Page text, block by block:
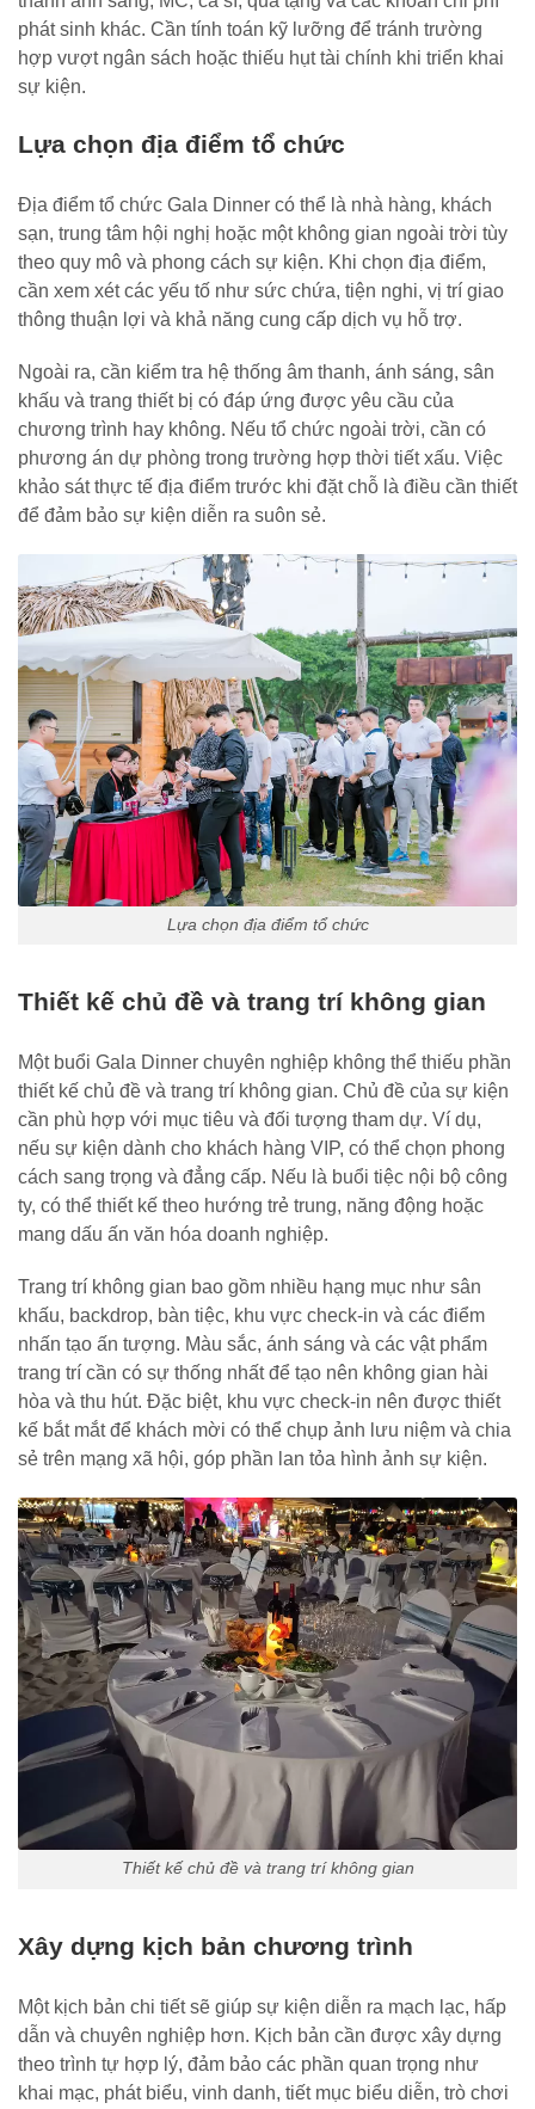
phát sinh khác. Cần tính toán kỹ lưỡng để tránh trường
hợp vượt ngân sách hoặc thiếu hụt tài chính khi triển khai
sự kiện.
Lựa chọn địa điểm tổ chức
Địa điểm tổ chức Gala Dinner có thể là nhà hàng, khách
sạn, trung tâm hội nghị hoặc một không gian ngoài trời tùy
theo quy mô và phong cách sự kiện. Khi chọn địa điểm,
cần xem xét các yếu tố như sức chứa, tiện nghi, vị trí giao
thông thuận lợi và khả năng cung cấp dịch vụ hỗ trợ.
Ngoài ra, cần kiểm tra hệ thống âm thanh, ánh sáng, sân
khấu và trang thiết bị có đáp ứng được yêu cầu của
chương trình hay không. Nếu tổ chức ngoài trời, cần có
phương án dự phòng trong trường hợp thời tiết xấu. Việc
khảo sát thực tế địa điểm trước khi đặt chỗ là điều cần thiết
để đảm bảo sự kiện diễn ra suôn sẻ.
Lựa chọn địa điểm tổ chức
Thiết kế chủ đề và trang trí không gian
Một buổi Gala Dinner chuyên nghiệp không thể thiếu phần
thiết kế chủ đề và trang trí không gian. Chủ đề của sự kiện
cần phù hợp với mục tiêu và đối tượng tham dự. Ví dụ,
nếu sự kiện dành cho khách hàng VIP, có thể chọn phong
cách sang trọng và đẳng cấp. Nếu là buổi tiệc nội bộ công
ty, có thể thiết kế theo hướng trẻ trung, năng động hoặc
mang dấu ấn văn hóa doanh nghiệp.
Trang trí không gian bao gồm nhiều hạng mục như sân
khấu, backdrop, bàn tiệc, khu vực check-in và các điểm
nhấn tạo ấn tượng. Màu sắc, ánh sáng và các vật phẩm
trang trí cần có sự thống nhất để tạo nên không gian hài
hòa và thu hút. Đặc biệt, khu vực check-in nên được thiết
kế bắt mắt để khách mời có thể chụp ảnh lưu niệm và chia
sẻ trên mạng xã hội, góp phần lan tỏa hình ảnh sự kiện.
Thiết kế chủ đề và trang trí không gian
Xây dựng kịch bản chương trình
Một kịch bản chi tiết sẽ giúp sự kiện diễn ra mạch lạc, hấp
dẫn và chuyên nghiệp hơn. Kịch bản cần được xây dựng
theo trình tự hợp lý, đảm bảo các phần quan trọng như
khai mạc, phát biểu, vinh danh, tiết mục biểu diễn, trò chơi